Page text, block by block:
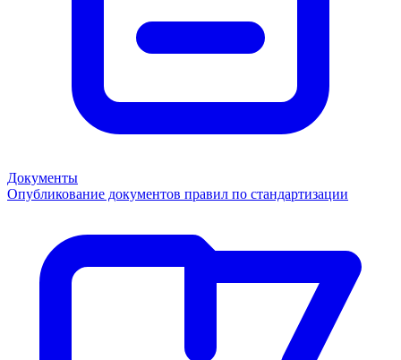
Документы
Опубликование документов правил по стандартизации